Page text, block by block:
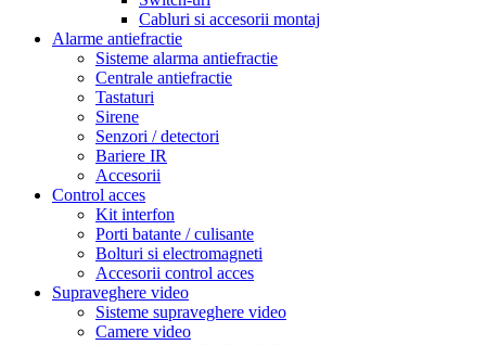
Cabluri si accesorii montaj
Alarme antiefractie
Sisteme alarma antiefractie
Centrale antiefractie
Tastaturi
Sirene
Senzori / detectori
Bariere IR
Accesorii
Control acces
Kit interfon
Porti batante / culisante
Bolturi si electromagneti
Accesorii control acces
Supraveghere video
Sisteme supraveghere video
Camere video